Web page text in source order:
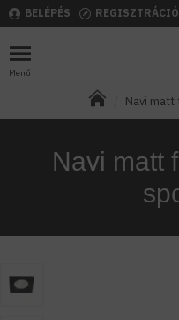
BELÉPÉS REGISZTRÁCIÓ
Navi
Navi matt